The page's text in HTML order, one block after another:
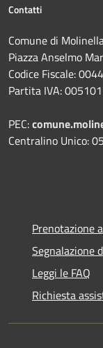
Contatti
Comune di
Piazza Anselmo
Codice Fiscale:
Partita IVA:
PEC:
Centralino Unico:
Prenotazione
Segnalazione
Leggi le FAQ
Richiesta